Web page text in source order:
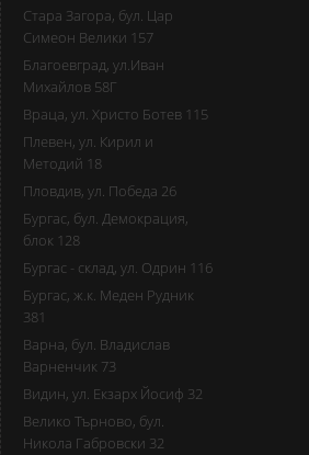
Стара Загора, бул. Цар
Симеон Велики 157
Благоевград, ул.Иван
Михайлов 58Г
Враца, ул. Христо Ботев 115
Плевен, ул. Кирил и
Методий 18
Пловдив, ул. Победа 26
Бургас, бул. Демокрация,
блок 128
Бургас - склад, ул. Одрин 116
Бургас, ж.к. Меден Рудник
381
Варна, бул. Владислав
Варненчик 73
Видин, ул. Екзарх Йосиф 32
Велико Търново, бул.
Никола Габровски 32